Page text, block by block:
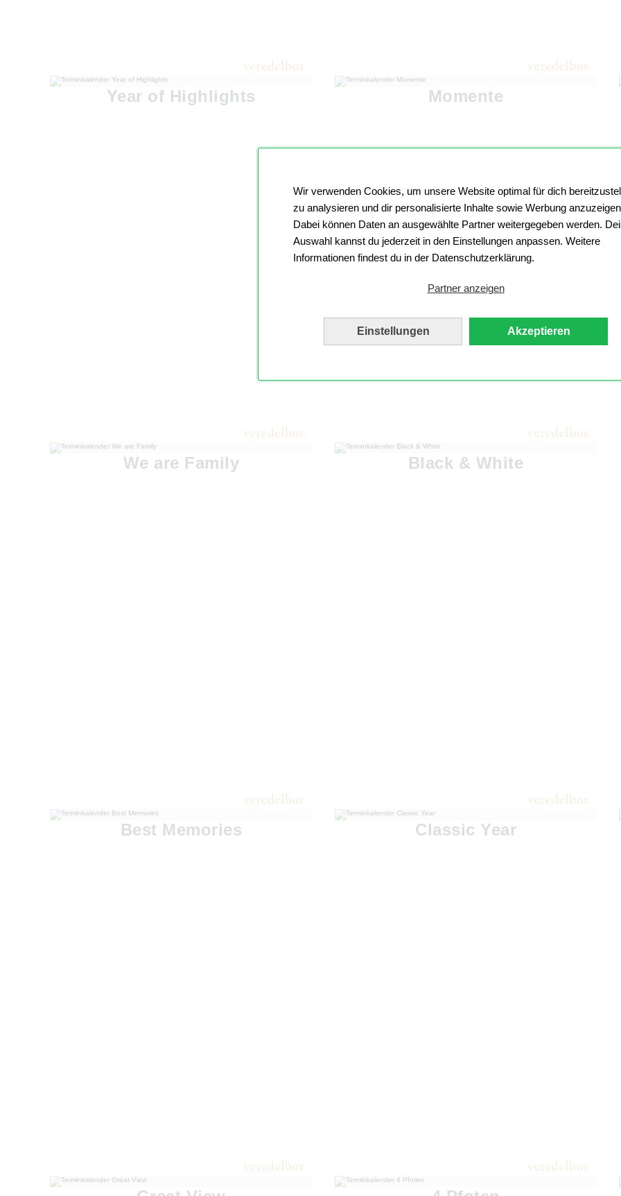
Wir verwenden Cookies, um unsere Website optimal für dich
zu analysieren und dir personalisierte Inhalte sowie Werbung
Dabei können Daten an ausgewählte Partner weitergegeben werden.
Auswahl kannst du jederzeit in den Einstellungen anpassen. Weitere
Informationen findest du in der Datenschutzerklärung.
Partner anzeigen
Einstellungen Akzeptieren
Year of Highlights Momente
We are Family Black & White
Best Memories Classic Year